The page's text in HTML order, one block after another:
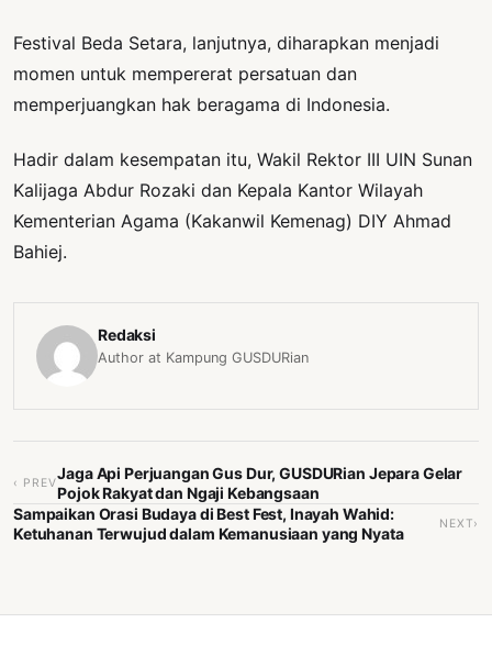
Festival Beda Setara, lanjutnya, diharapkan menjadi
momen untuk mempererat persatuan dan
memperjuangkan hak beragama di Indonesia.
Hadir dalam kesempatan itu, Wakil Rektor III UIN Sunan
Kalijaga Abdur Rozaki dan Kepala Kantor Wilayah
Kementerian Agama (Kakanwil Kemenag) DIY Ahmad
Bahiej.
Redaksi
Author at Kampung GUSDURian
‹ PREV
Jaga Api Perjuangan Gus Dur, GUSDURian Jepara Gelar
Pojok Rakyat dan Ngaji Kebangsaan
Sampaikan Orasi Budaya di Best Fest, Inayah Wahid:
Ketuhanan Terwujud dalam Kemanusiaan yang Nyata
NEXT›